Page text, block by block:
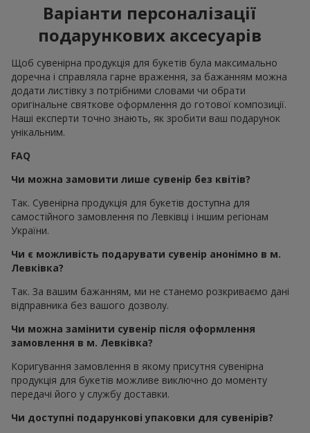
Варіанти персоналізації
подарункових аксесуарів
Щоб сувенірна продукція для букетів була максимально
доречна і справляла гарне враження, за бажанням можна
додати листівку з потрібними словами чи обрати
оригінальне святкове оформлення до готової композиції.
Наші експерти точно знають, як зробити ваш подарунок
унікальним.
FAQ
Чи можна замовити лише сувенір без квітів?
Так. Сувенірна продукція для букетів доступна для
самостійного замовлення по Левківці і іншим регіонам
України.
Чи є можливість подарувати сувенір анонімно в м.
Левківка?
Так. За вашим бажанням, ми не станемо розкриваємо дані
відправника без вашого дозволу.
Чи можна замінити сувенір після оформлення
замовлення в м. Левківка?
Коригування замовлення в якому присутня сувенірна
продукція для букетів можливе виключно до моменту
передачі його у службу доставки.
Чи доступні подарункові упаковки для сувенірів?